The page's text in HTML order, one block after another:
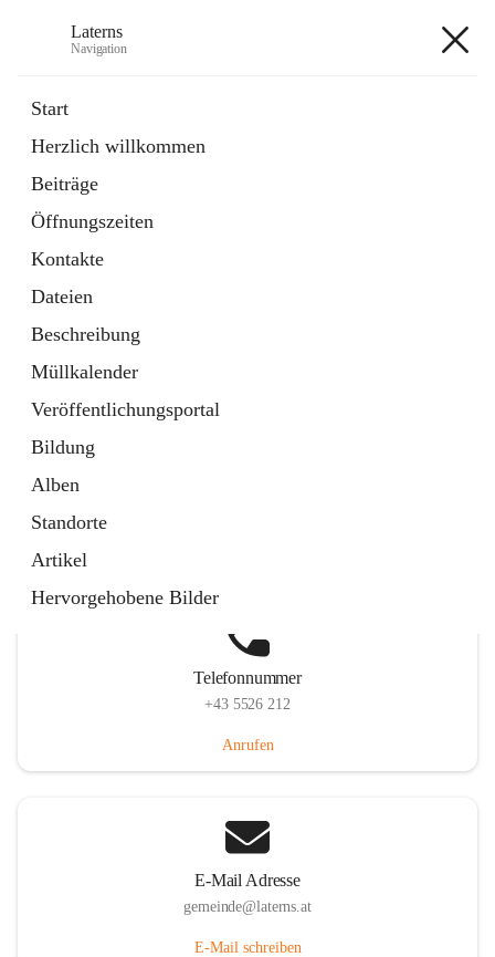
Laterns
Navigation
Start
Herzlich willkommen
Beiträge
Öffnungszeiten
Kontakte
Dateien
Beschreibung
Müllkalender
Veröffentlichungsportal
Bildung
Alben
Standorte
Artikel
Hervorgehobene Bilder
11 Schnellzugriffe
Soziales
1 Schnellzugriff
Telefonnummer
+43 5526 212
Anrufen
E-Mail Adresse
gemeinde@laterns.at
E-Mail schreiben